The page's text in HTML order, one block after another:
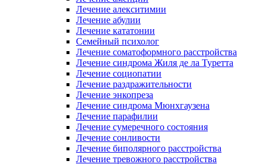
Лечение алекситимии
Лечение абулии
Лечение кататонии
Семейный психолог
Лечение соматоформного расстройства
Лечение синдрома Жиля де ла Туретта
Лечение социопатии
Лечение раздражительности
Лечение энкопреза
Лечение синдрома Мюнхгаузена
Лечение парафилии
Лечение сумеречного состояния
Лечение сонливости
Лечение биполярного расстройства
Лечение тревожного расстройства